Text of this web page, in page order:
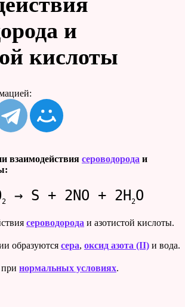
и
кислоты
взаимодействия сероводорода и
2 → S + 2NO + 2H 2O
сероводорода и азотистой кислоты.
образуются сера, оксид азота (II) и вода.
при нормальных условиях.